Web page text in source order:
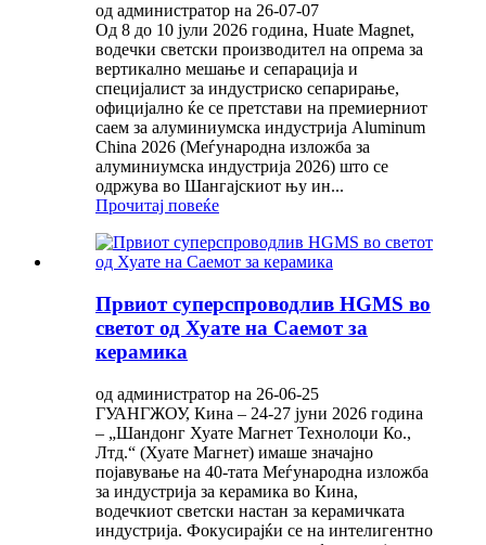
од администратор на 26-07-07
Од 8 до 10 јули 2026 година, Huate Magnet,
водечки светски производител на опрема за
вертикално мешање и сепарација и
специјалист за индустриско сепарирање,
официјално ќе се претстави на премиерниот
саем за алуминиумска индустрија Aluminum
China 2026 (Меѓународна изложба за
алуминиумска индустрија 2026) што се
одржува во Шангајскиот њу ин...
Прочитај повеќе
Првиот суперспроводлив HGMS во
светот од Хуате на Саемот за
керамика
од администратор на 26-06-25
ГУАНГЖОУ, Кина – 24-27 јуни 2026 година
– „Шандонг Хуате Магнет Технолоџи Ко.,
Лтд.“ (Хуате Магнет) имаше значајно
појавување на 40-тата Меѓународна изложба
за индустрија за керамика во Кина,
водечкиот светски настан за керамичката
индустрија. Фокусирајќи се на интелигентно